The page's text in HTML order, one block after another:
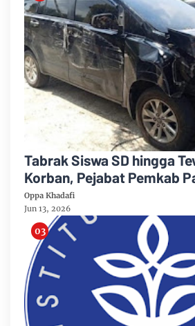
Tabrak Siswa SD hingga
Korban, Pejabat Pemkab
Resmi Jadi Tersangka
Oppa Khadafi
Jun 13, 2026